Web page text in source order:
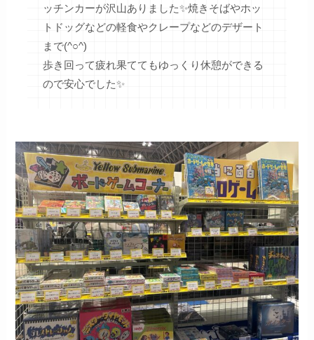
ッチンカーが沢山ありました✨焼きそばやホッ
トドッグなどの軽食やクレープなどのデザート
まで(^○^)
歩き回って疲れ果ててもゆっくり休憩ができる
ので安心でした✨